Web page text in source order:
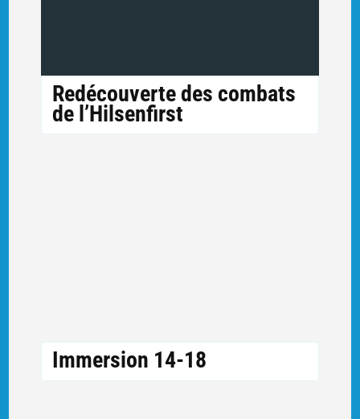
Redécouverte des combats
de l’Hilsenfirst
Immersion 14-18